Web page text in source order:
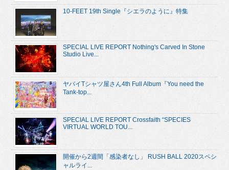
10-FEET 19th Single『シエラのように』特集
SPECIAL LIVE REPORT Nothing's Carved In Stone
Studio Live...
ヤバイTシャツ屋さん4th Full Album『You need the
Tank-top...
SPECIAL LIVE REPORT Crossfaith “SPECIES
VIRTUAL WORLD TOU...
開催から2週間「感染者なし」 RUSH BALL 2020スペシ
ャルライ...